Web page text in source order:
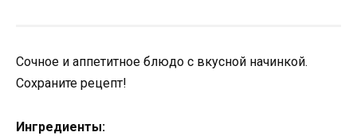
Сочное и аппетитное блюдо с вкусной начинкой.
Сохраните рецепт!
Ингредиенты: